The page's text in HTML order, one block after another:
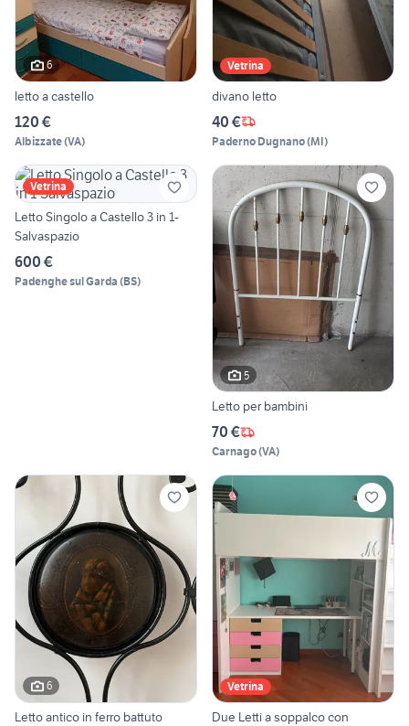
6
letto a castello
120 €
Albizzate(VA)
Vetrina
divano letto
40 €
Paderno Dugnano(MI)
Vetrina
Letto Singolo a Castello 3 in 1-
Salvaspazio
600 €
Padenghe sul Garda (BS)
5
Letto per bambini
70 €
Carnago(VA)
6
Letto antico in ferro battuto
Vetrina
Due Letti a soppalco con